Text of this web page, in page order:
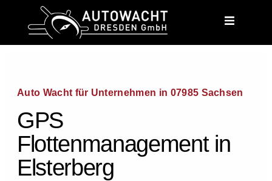
Auto Wacht für Unternehmen in 07985 Sachsen
GPS
Flottenmanagement in
Elsterberg